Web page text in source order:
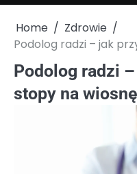
Home
Zdrowie
Podolog radzi – jak
Podolog radzi
stopy na wiosnę